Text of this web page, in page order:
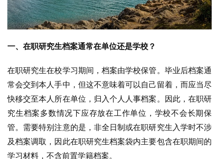
一、在职研究生档案通常在单位还是学校？
在职研究生在校学习期间，档案由学校保管。毕业后档案通
常会交到本人手中，但这不意味着可以自己留着，而应当尽
快移交至本人所在单位，归入个人人事档案。因此，在职研
究生档案多数情况下应存放在工作单位，学校不会长期保
管。需要特别注意的是，非全日制或在职研究生入学时不涉
及档案调取，因此在职研究生档案袋内主要包含在职期间的
学习材料，不含前置学籍档案。